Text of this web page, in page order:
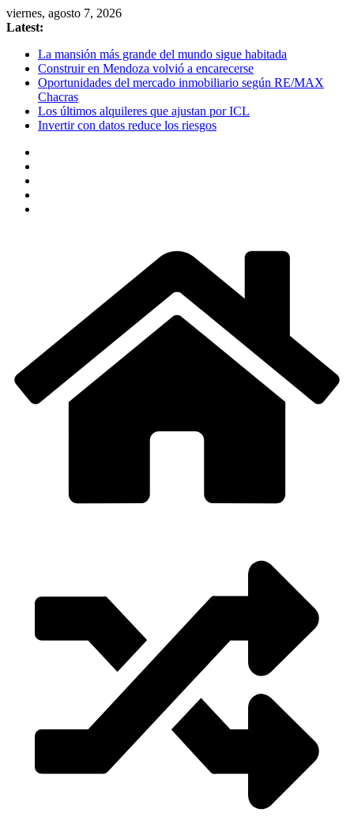
Skip
to
viernes, agosto 7, 2026
Latest:
La mansión más grande del mundo sigue habitada
Construir en Mendoza volvió a encarecerse
Oportunidades del mercado inmobiliario según RE/MAX
Chacras
Los últimos alquileres que ajustan por ICL
Invertir con datos reduce los riesgos